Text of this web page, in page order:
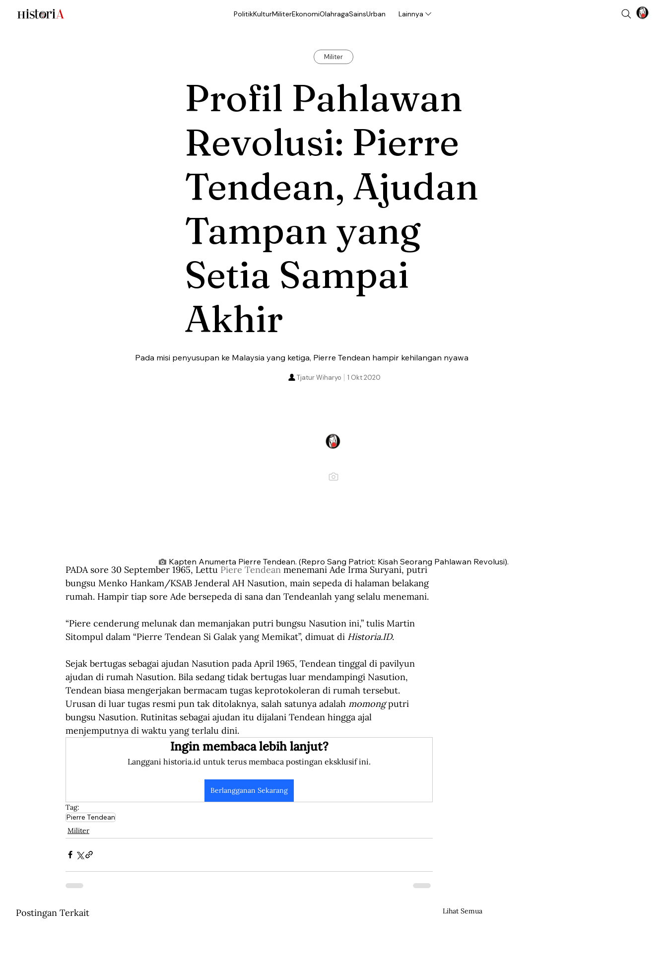
PolitikKulturMiliterEkonomiOlahragaSainsUrban Lainnya
Militer
Profil Pahlawan
Revolusi: Pierre
Tendean, Ajudan
Tampan yang
Setia Sampai
Akhir
Pada misi penyusupan ke Malaysia yang ketiga, Pierre Tendean hampir kehilangan nyawa
1 Okt 2020
Tjatur Wiharyo
Kapten Anumerta Pierre Tendean. (Repro Sang Patriot: Kisah Seorang Pahlawan Revolusi).
PADA sore 30 September 1965, Lettu Piere Tendean menemani Ade Irma Suryani, putri
bungsu Menko Hankam/KSAB Jenderal AH Nasution, main sepeda di halaman belakang
rumah. Hampir tiap sore Ade bersepeda di sana dan Tendeanlah yang selalu menemani.
“Piere cenderung melunak dan memanjakan putri bungsu Nasution ini,” tulis Martin
Sitompul dalam “Pierre Tendean Si Galak yang Memikat”, dimuat di Historia.ID.
Sejak bertugas sebagai ajudan Nasution pada April 1965, Tendean tinggal di pavilyun
ajudan di rumah Nasution. Bila sedang tidak bertugas luar mendampingi Nasution,
Tendean biasa mengerjakan bermacam tugas keprotokoleran di rumah tersebut.
Urusan di luar tugas resmi pun tak ditolaknya, salah satunya adalah momong putri
bungsu Nasution. Rutinitas sebagai ajudan itu dijalani Tendean hingga ajal
menjemputnya di waktu yang terlalu dini.
Ingin membaca lebih lanjut?
Langgani historia.id untuk terus membaca postingan eksklusif ini.
Berlangganan Sekarang
Tag:
Pierre Tendean
Militer
Postingan Terkait Lihat Semua